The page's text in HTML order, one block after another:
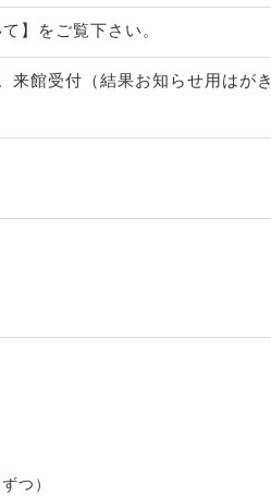
】をご覧下さい。
来館受付（結果お知らせ用はがき
つ）